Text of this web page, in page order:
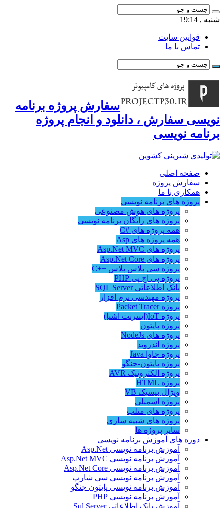
شنبه , 19:14
قوانین سایت
تماس با ما
سفارش پروژه برنامه
نویسی سفارش ، دانلود و انجام پروژه
برنامه نویسی
صفحه اصلی
سفارش پروژه
همکاری با ما
پروژه های برنامه نویسی
پروژه های هوش مصنوعی
پروژه های رایگان برنامه نویسی
همه پروژه های #C
همه پروژه های Asp
پروژه های Asp.Net MVC
پروژه های Asp.Net Core
پروژه سی پلاس پلاس ++C
پروژه پی اچ پی PHP
بانک اطلاعاتی SQL Server
پروژه مهندسی نرم افزار
پروژه Packet Tracer
پروژه IoT(اینترنت اشیا)
پروژه پایتون
پروژه های NodeJs
پروژه اندروید
پروژه جاوا Java
پروژه پایتون-جنگو
پروژه الکترونیک AVR
پروژه HTML
ویژال بیسیک VB
پروژه اسمبلی
پروژه های متلب
پروژه های شبیه سازی
سایر پروژه ها
دوره های آموزش برنامه نویسی
آموزش برنامه نویسی Asp.Net
آموزش برنامه نویسی Asp.Net MVC
آموزش برنامه نویسی Asp.Net Core
آموزش برنامه نویسی سی شارپ
آموزش برنامه نویسی پایتون جنگو
آموزش برنامه نویسی PHP
آموزش بانک اطلاعاتی Sql Server